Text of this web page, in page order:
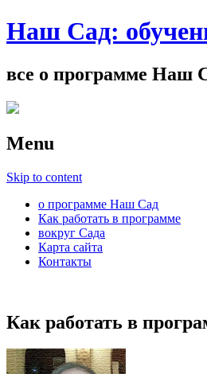
Наш Сад:
все о программе Наш
Menu
Skip to content
о программе Наш Сад
Как работать в программе
вокруг Сада
Карта сайта
Контакты
Как работать в